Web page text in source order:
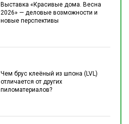
Выставка «Красивые дома. Весна
2026» — деловые возможности и
новые перспективы
Чем брус клеёный из шпона (LVL)
отличается от других
пиломатериалов?